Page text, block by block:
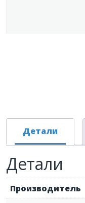
Детали
Детали
Производитель